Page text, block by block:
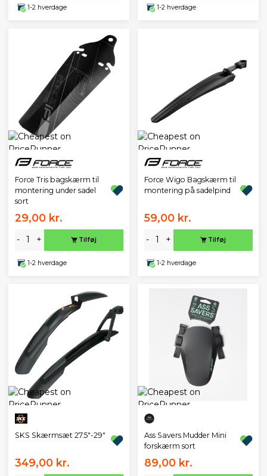
1-2 hverdage 1-2 hverdage
Force Tris bagskærm til
montering under sadel
sort
29,00 kr.
- + Tilføj
1-2 hverdage
Force Wigo Bagskærm til
montering på sadelpind
59,00 kr.
- + Tilføj
1-2 hverdage
SKS Skærmsæt 27.5"-29"
349,00 kr.
Ass Savers Mudder Mini
forskærm sort
89,00 kr.